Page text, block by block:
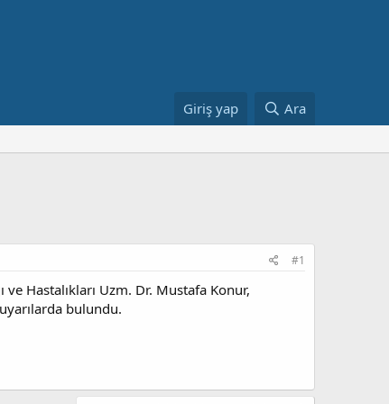
Giriş yap Ara
#1
Hastalıkları Uzm. Dr. Mustafa Konur,
bulundu.